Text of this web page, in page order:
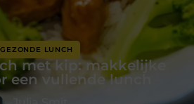
GEZONDE LUNCH
met kip: makkelijke
een vullende lunch